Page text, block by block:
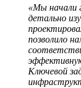
«Мы начали
детально
позволило
Ключевой